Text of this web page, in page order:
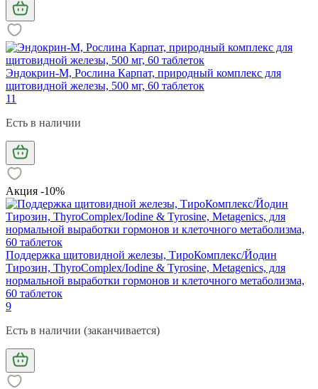
Эндокрин-М, Рослина Карпат, природный комплекс для
щитовидной железы, 500 мг, 60 таблеток
11
Есть в наличии
Акция -10%
Поддержка щитовидной железы, ТироКомплекс/Йодин
Тирозин, ThyroComplex/Iodine & Tyrosine, Metagenics, для
нормальной выработки гормонов и клеточного метаболизма,
60 таблеток
9
Есть в наличии (заканчивается)